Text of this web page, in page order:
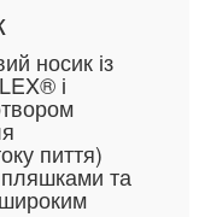
носик із
і
пиття)
пляшками та